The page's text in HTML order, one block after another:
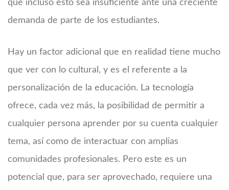
que incluso esto sea insuficiente ante una creciente
demanda de parte de los estudiantes.
Hay un factor adicional que en realidad tiene mucho
que ver con lo cultural, y es el referente a la
personalización de la educación. La tecnología
ofrece, cada vez más, la posibilidad de permitir a
cualquier persona aprender por su cuenta cualquier
tema, así como de interactuar con amplias
comunidades profesionales. Pero este es un
potencial que, para ser aprovechado, requiere una